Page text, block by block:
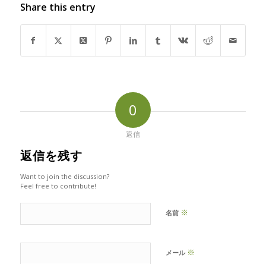
Share this entry
0
返信
返信を残す
Want to join the discussion?
Feel free to contribute!
名前 ※
メール ※